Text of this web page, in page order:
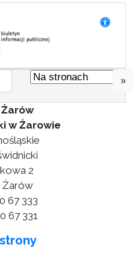
»
Żarów
w Żarowie
2
Żarów
67 333
67 331